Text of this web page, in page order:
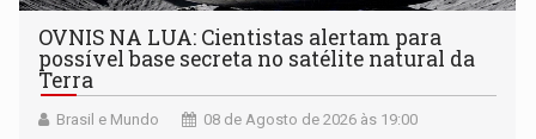
OVNIS NA LUA: Cientistas alertam para
possível base secreta no satélite natural da
Terra
Brasil e Mundo 08 de Agosto de 2026 às 19:00